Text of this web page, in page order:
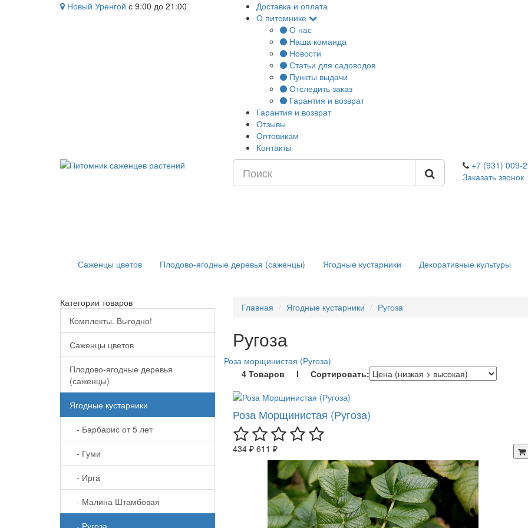
Новый Уренгой с 9:00 до 21:00
Доставка и оплата
О питомнике
О нас
Наша команда
Новости
Статьи для садоводов
Пункты выдачи
Отследить заказ
Гарантия и возврат
Гарантия и возврат
Отзывы
Оптовикам
Контакты
+7 (931) 009-
Заказать звонок
Саженцы цветов Плодово-ягодные деревья (саженцы) Ягодные кустарники Декоративные культуры
Категории товаров
Комплекты. Выгодно!
Саженцы цветов
Плодово-ягодные деревья
(саженцы)
Ягодные кустарники
- Барбарис от 5 лет
- Гуми
- Ирга
- Малина Штамбовая
Главная Ягодные кустарники Ругоза
Ругоза
Роза морщинистая (Ругоза)
4 Товаров I Сортировать:
Роза Морщинистая (Ругоза)
434 ₽ 611 ₽